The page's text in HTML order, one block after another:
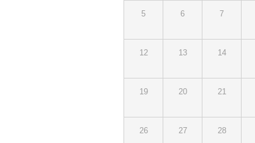
5 6 7
12 13 14
19 20 21
26 27 28